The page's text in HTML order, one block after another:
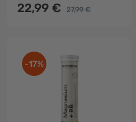
22,99 € 27,99 €
-17%